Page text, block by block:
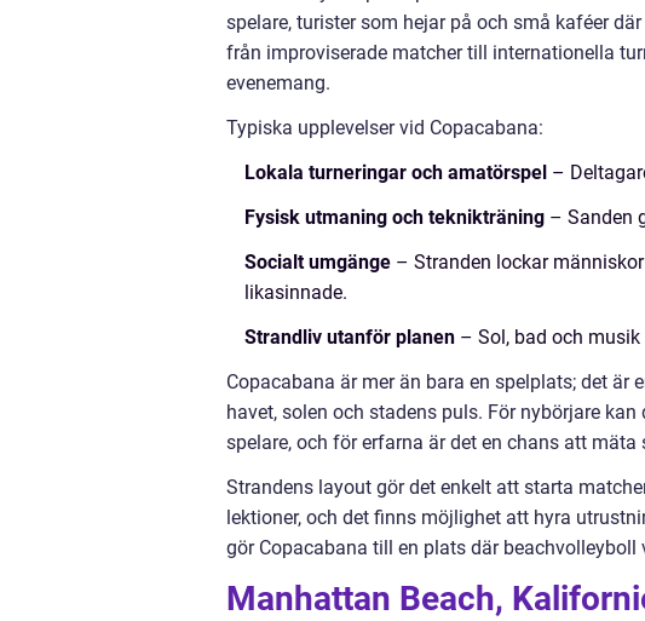
spelare, turister som hejar på och små kaféer
från improviserade matcher till internationella
evenemang.
Typiska upplevelser vid Copacabana:
Lokala turneringar och amatörspel –
Fysisk utmaning och teknikträning – Sanden
Socialt umgänge – Stranden lockar
likasinnade.
Strandliv utanför planen – Sol, bad och
Copacabana är mer än bara en spelplats; det är
havet, solen och stadens puls. För nybörjare
spelare, och för erfarna är det en chans att mäta
Strandens layout gör det enkelt att starta
lektioner, och det finns möjlighet att hyra
gör Copacabana till en plats där beachvolleyboll
Manhattan Beach,